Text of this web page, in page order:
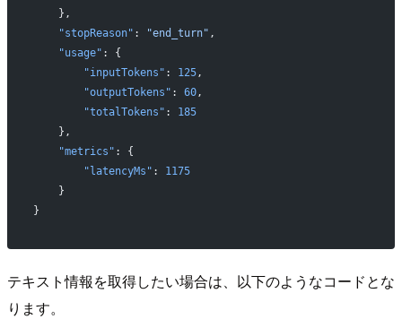
    },
    "stopReason"
: "end_turn" ,
    "usage"
: {
        "inputTokens"
: 125,
        "outputTokens"
: 60,
        "totalTokens"
: 185
    },
    "metrics"
: {
        "latencyMs"
: 1175
    }
}
テキスト情報を取得したい場合は、以下のようなコードとな
ります。